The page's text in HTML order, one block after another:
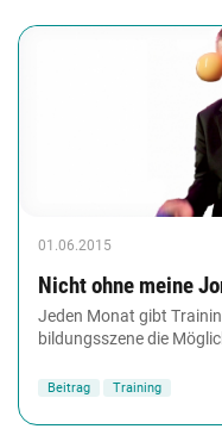
01.06.2015
Nicht ohne meine
Jeden Monat gibt
bildungsszene die
Beitrag Training